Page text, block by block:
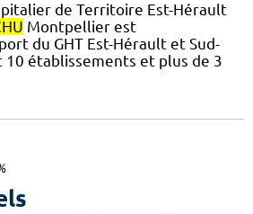
de Territoire Est-Hérault
Montpellier est
du GHT Est-Hérault et Sud-
établissements et plus de 3